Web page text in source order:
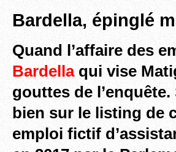
Bardella, épinglé
Quand l’affaire des
Bardella qui vise
gouttes de
bien sur le listing de
emploi fictif